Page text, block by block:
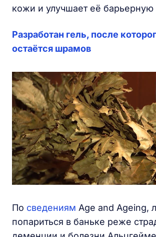
кожи и улучшает её
Разработан гель, после
остаётся шрамов
По сведениям Age and Ageing,
попариться в баньке реже